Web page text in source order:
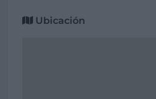
Ubicación